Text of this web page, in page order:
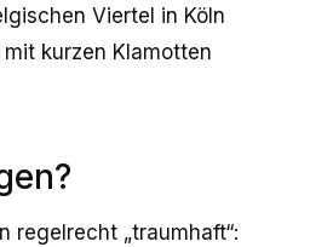
Viertel in Köln
kurzen Klamotten
regelrecht „traumhaft“: